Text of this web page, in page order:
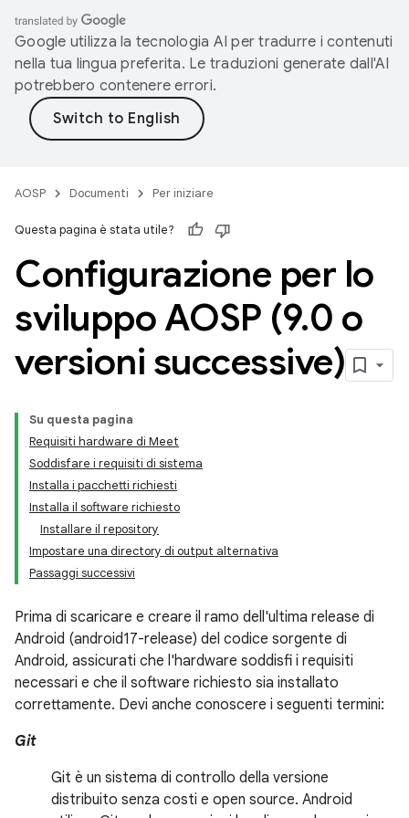
Google utilizza la tecnologia AI per tradurre i contenuti
nella tua lingua preferita. Le traduzioni generate dall'AI
potrebbero contenere errori.
AOSP Documenti Per iniziare
Questa pagina è stata utile?
Configurazione per lo
sviluppo AOSP (9.0 o
versioni successive)
Su questa pagina
Requisiti hardware di Meet
Soddisfare i requisiti di sistema
Installa i pacchetti richiesti
Installa il software richiesto
Installare il repository
Impostare una directory di output alternativa
Passaggi successivi
Prima di scaricare e creare il ramo dell'ultima release di
Android (android17-release) del codice sorgente di
Android, assicurati che l'hardware soddisfi i requisiti
necessari e che il software richiesto sia installato
correttamente. Devi anche conoscere i seguenti termini:
Git
Git è un sistema di controllo della versione
distribuito senza costi e open source. Android